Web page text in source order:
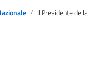
Il Presidente della Repubblica Sergio